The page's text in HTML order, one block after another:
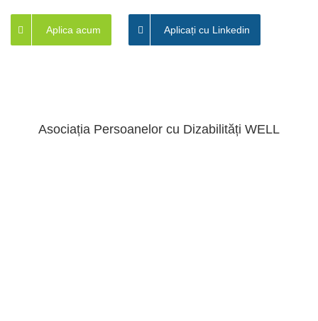
Aplica acum Aplicați cu Linkedin
Asociația Persoanelor cu Dizabilități WELL